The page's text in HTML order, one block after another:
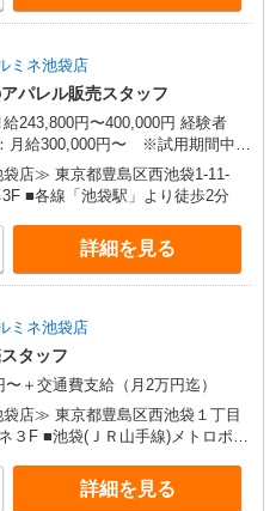
阪：29,500円 京都、兵庫、愛知、
3ヶ月も同条件（首都圏：店長候
〜）
集しています。 【COCO
ルミネ横浜／ルミネ大宮店／ルミ
ネ立川店／ルミネ町田店／池袋
スカイツリータウン・ソラマチ店
／イオンレイクタウン店／ジョイ
モール湘南店 タカシマヤ ゲートタ
イオン大高SC店 なんばCITY店／
阪神梅田本店／京都ポルタ店／阪
ア広島店／博多阪急店／天神ソラ
ミネ池袋店
パレル販売スタッフ
243,800円〜400,000円 経験者
月給300,000円〜 ※試用期間中は
定残業手当：30,800円（月給に
超過時は追加で残業手当支給 ※月
支給 ※試用期間（2〜3ヶ月）も
当（実家外かつ賃貸の場合のみ別
アにより異なります。詳細は面接
さい。
店≫ 東京都豊島区西池袋1-11-
■各線「池袋駅」より徒歩2分
詳細を見る
ミネ池袋店
タッフ
〜＋交通費支給（月2万円迄）
店≫ 東京都豊島区西池袋１丁目
３F ■池袋(ＪＲ山手線)メトロポリ
3分) 池袋(ＪＲ埼京線/りんかい線)
(約3分)
詳細を見る